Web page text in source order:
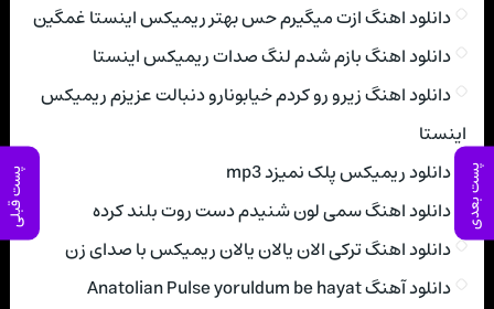
پست بعدی پست قبلی
دانلود اهنگ ازت میگیرم حس بهتر ریمیکس اینستا غمگین
دانلود اهنگ بازم شدم لنگ صدات ریمیکس اینستا
دانلود اهنگ زیرو رو کردم خیابونارو دنبالت عزیزم ریمیکس
اینستا
دانلود ریمیکس پلک نمیزد mp3
دانلود اهنگ سمی لون شنیدم دست روت بلند کرده
دانلود اهنگ ترکی الان یالان یالان ریمیکس با صدای زن
دانلود آهنگ Anatolian Pulse yoruldum be hayat